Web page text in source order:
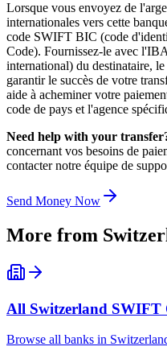
Lorsque vous envoyez de
internationales vers cette
code SWIFT BIC (code
Code). Fournissez-le avec
international) du destinataire,
garantir le succès de votre
aide à acheminer votre
code de pays et l'agence
Need help with your
concernant vos besoins de
contacter notre équipe de
Send Money Now
More from
All Switzerland SWIFT
Browse all banks in